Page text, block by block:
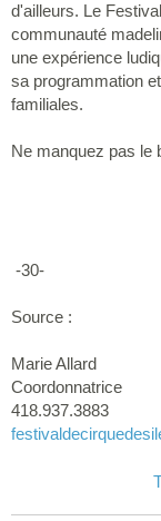
d'ailleurs. Le
communauté
une expérience
sa programmation
familiales.
Ne manquez pas le
-30-
Source :
Marie Allard
Coordonnatrice
418.937.3883